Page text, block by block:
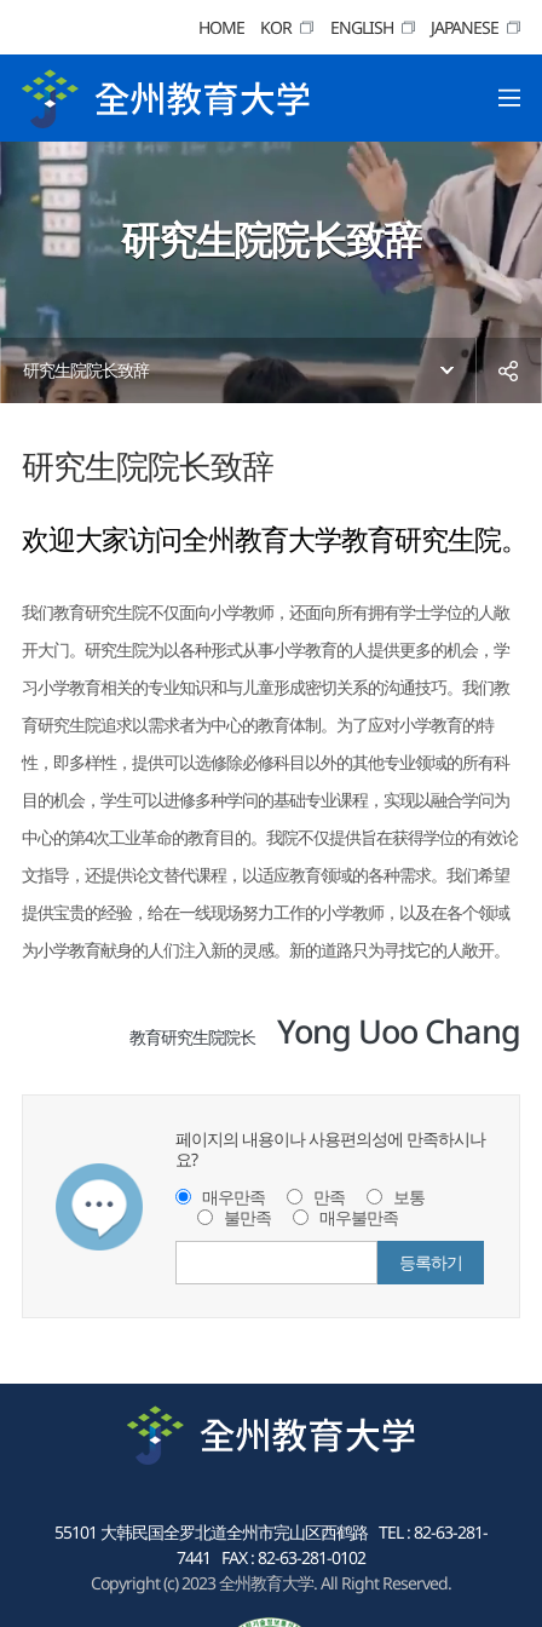
HOME KOR ENGLISH JAPANESE
研究生院院长致辞
研究生院院长致辞
研究生院院长致辞
欢迎大家访问全州教育大学教育研究生院。
我们教育研究生院不仅面向小学教师，还面向所有拥有学士学位的人敞
开大门。研究生院为以各种形式从事小学教育的人提供更多的机会，学
习小学教育相关的专业知识和与儿童形成密切关系的沟通技巧。我们教
育研究生院追求以需求者为中心的教育体制。为了应对小学教育的特
性，即多样性，提供可以选修除必修科目以外的其他专业领域的所有科
目的机会，学生可以进修多种学问的基础专业课程，实现以融合学问为
中心的第4次工业革命的教育目的。我院不仅提供旨在获得学位的有效论
文指导，还提供论文替代课程，以适应教育领域的各种需求。我们希望
提供宝贵的经验，给在一线现场努力工作的小学教师，以及在各个领域
为小学教育献身的人们注入新的灵感。新的道路只为寻找它的人敞开。
教育研究生院院长 Yong Uoo Chang
페이지의 내용이나 사용편의성에 만족하시나
요?
매우만족
만족
보통
불만족
매우불만족
등록하기
55101 大韩民国全罗北道全州市完山区西鹤路 TEL : 82-63-281-
7441
FAX : 82-63-281-0102
Copyright (c) 2023 全州教育大学. All Right Reserved.